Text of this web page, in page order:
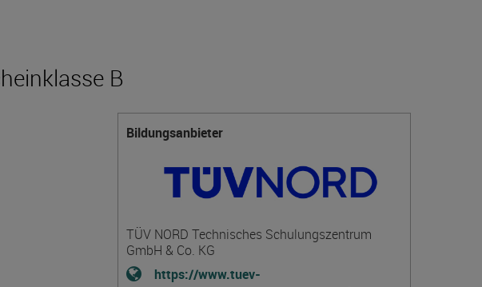
B
Bildungsanbieter
TÜV NORD Technisches Schulungszentrum
GmbH & Co. KG
https://www.tuev-